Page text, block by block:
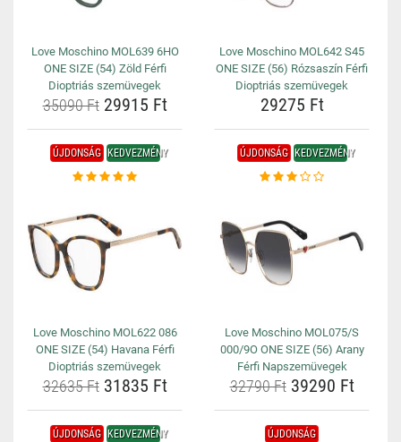
Love Moschino MOL639 6HO
ONE SIZE (54) Zöld Férfi
Dioptriás szemüvegek
35090 Ft29915 Ft
Love Moschino MOL642 S45
ONE SIZE (56) Rózsaszín Férfi
Dioptriás szemüvegek
29275 Ft
ÚJDONSÁG KEDVEZMÉNY
Love Moschino MOL622 086
ONE SIZE (54) Havana Férfi
Dioptriás szemüvegek
32635 Ft31835 Ft
ÚJDONSÁG KEDVEZMÉNY
Love Moschino MOL075/S
000/9O ONE SIZE (56) Arany
Férfi Napszemüvegek
32790 Ft39290 Ft
ÚJDONSÁG KEDVEZMÉNY ÚJDONSÁG